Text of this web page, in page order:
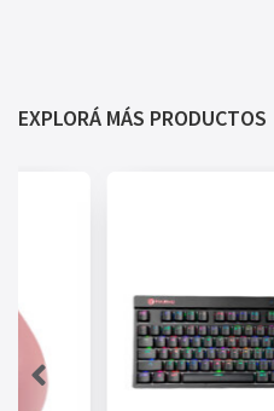
EXPLORÁ MÁS PRODUCTOS